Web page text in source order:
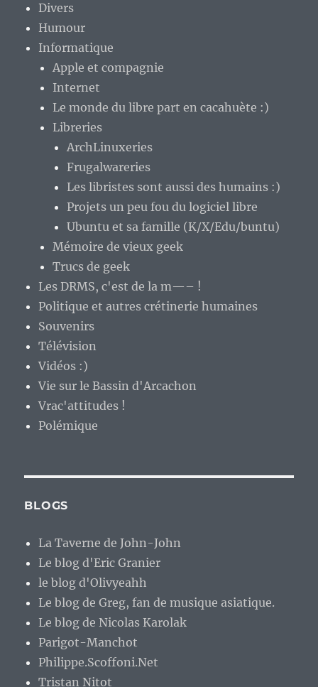
Divers
Humour
Informatique
Apple et compagnie
Internet
Le monde du libre part en cacahuète :)
Libreries
ArchLinuxeries
Frugalwareries
Les libristes sont aussi des humains :)
Projets un peu fou du logiciel libre
Ubuntu et sa famille (K/X/Edu/buntu)
Mémoire de vieux geek
Trucs de geek
Les DRMS, c'est de la m—– !
Politique et autres crétinerie humaines
Souvenirs
Télévision
Vidéos :)
Vie sur le Bassin d'Arcachon
Vrac'attitudes !
Polémique
BLOGS
La Taverne de John-John
Le blog d'Eric Granier
le blog d'Olivyeahh
Le blog de Greg, fan de musique asiatique.
Le blog de Nicolas Karolak
Parigot-Manchot
Philippe.Scoffoni.Net
Tristan Nitot